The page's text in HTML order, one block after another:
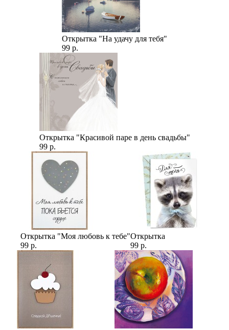
Открытка "На удачу для тебя"
99 р.
Открытка "Красивой паре в день свадьбы"
99 р.
Открытка "Моя любовь к тебе"
99 р.
Открытка
99 р.